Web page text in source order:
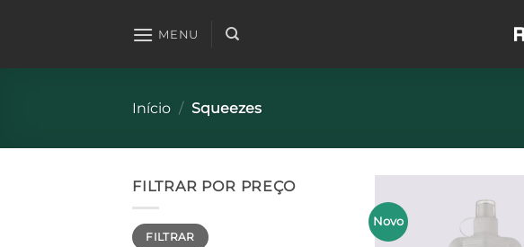
MENU
Início / Squeezes
FILTRAR POR PREÇO
Preço
mínimo
Preço
máximo
FILTRAR
Novo